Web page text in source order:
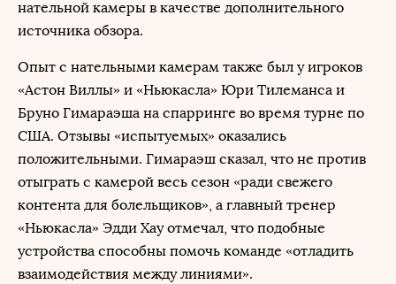
нательной камеры в качестве дополнительного
источника обзора.
Опыт с нательными камерам также был у игроков
«Астон Виллы» и «Ньюкасла» Юри Тилеманса и
Бруно Гимараэша на спарринге во время турне по
США. Отзывы «испытуемых» оказались
положительными. Гимараэш сказал, что не против
отыграть с камерой весь сезон «ради свежего
контента для болельщиков», а главный тренер
«Ньюкасла» Эдди Хау отмечал, что подобные
устройства способны помочь команде «отладить
взаимодействия между линиями».